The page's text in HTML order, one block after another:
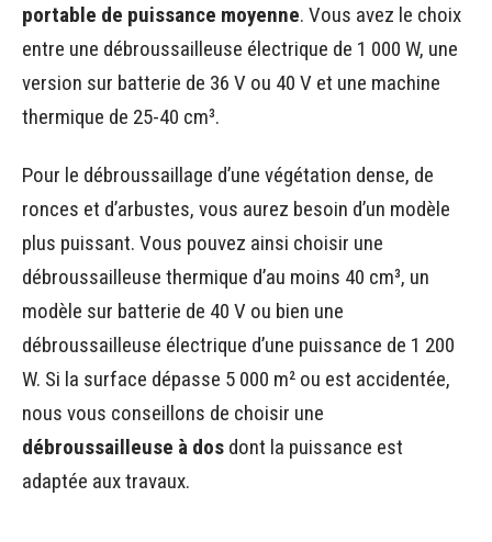
portable de puissance moyenne. Vous avez le choix
entre une débroussailleuse électrique de 1 000 W, une
version sur batterie de 36 V ou 40 V et une machine
thermique de 25-40 cm³.
Pour le débroussaillage d’une végétation dense, de
ronces et d’arbustes, vous aurez besoin d’un modèle
plus puissant. Vous pouvez ainsi choisir une
débroussailleuse thermique d’au moins 40 cm³, un
modèle sur batterie de 40 V ou bien une
débroussailleuse électrique d’une puissance de 1 200
W. Si la surface dépasse 5 000 m² ou est accidentée,
nous vous conseillons de choisir une
débroussailleuse à dos dont la puissance est
adaptée aux travaux.